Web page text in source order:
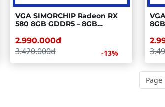
VGA SIMORCHIP Radeon RX
580 8GB GDDR5 – 8GB
2.990.000đ
3.420.000đ -13%
Page